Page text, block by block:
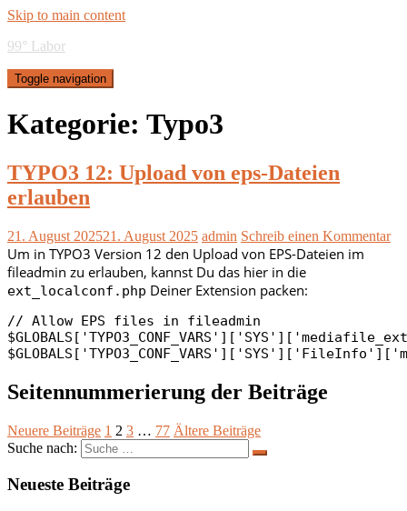
Skip to main content
99° Labor
Toggle navigation
Kategorie: Typo3
TYPO3 12: Upload von eps-Dateien
erlauben
21. August 202521. August 2025 admin Schreib einen Kommentar
Um in TYPO3 Version 12 den Upload von EPS-Dateien im
fileadmin zu erlauben, kannst Du das hier in die
ext_localconf.php Deiner Extension packen:
// Allow EPS files in fileadmin
Seitennummerierung der Beiträge
Neuere Beiträge 1 2 3 … 77 Ältere Beiträge
Suche nach:
Neueste Beiträge